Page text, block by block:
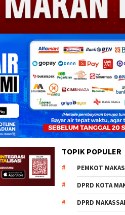
TOPIK POPULER
PEMKOT
DPRD KOTA
DPRD